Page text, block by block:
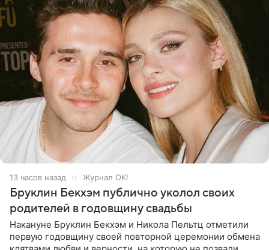
13 часов назад Журнал OK!
Бруклин Бекхэм публично уколол своих
родителей в годовщину свадьбы
Накануне Бруклин Бекхэм и Никола Пельтц отметили
первую годовщину своей повторной церемонии обмена